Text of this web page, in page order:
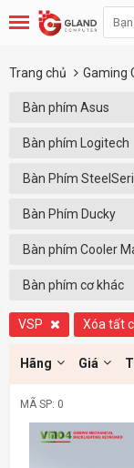
Trang chủ Gaming
Bàn phím Asus
Bàn phím Logitech
Bàn Phím
Bàn Phím Ducky
Bàn phím Cooler
Bàn phím cơ khác
VSP Xóa tất
Hãng Giá
MÃ SP: 0